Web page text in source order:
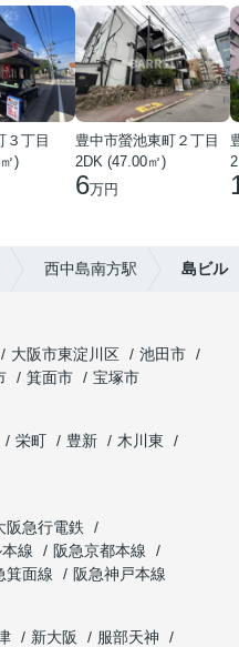
３丁目
)
豊中市螢池東町２丁目
2DK (47.00㎡)
6万円
西中島南方駅 島ビル
大阪市東淀川区
池田市
箕面市
宝塚市
栄町 豊新
木川東
阪急行電鉄
線
阪急京都本線
箕面線
阪急神戸本線
新大阪
服部天神